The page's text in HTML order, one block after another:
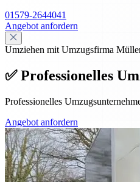
01579-2644041
Angebot anfordern
Umziehen mit Umzugsfirma
✅ Professionelles
Professionelles
Angebot anfordern